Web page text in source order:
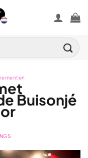
Buisonjé